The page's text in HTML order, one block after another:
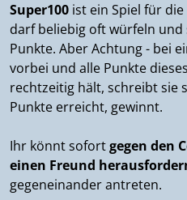
Super100 ist ein Spiel für
darf beliebig oft würfeln
Punkte. Aber Achtung - bei
vorbei und alle Punkte
rechtzeitig hält, schreibt sie
Punkte erreicht, gewinnt.
Ihr könnt sofortgegen den
einen Freund
gegeneinander antreten.